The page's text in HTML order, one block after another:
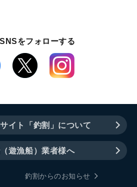
をフォローする
イト「釣割」について
遊漁船）業者様へ
釣割からのお知らせ